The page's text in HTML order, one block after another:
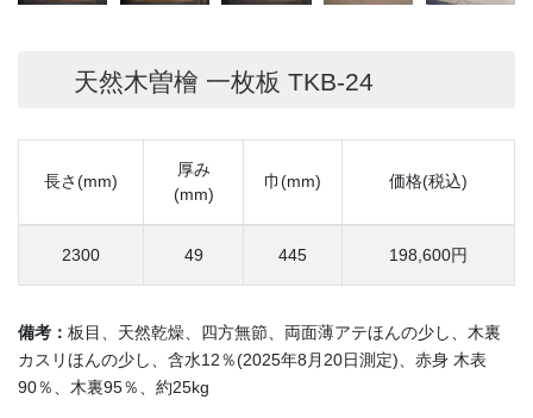
天然木曽檜 一枚板 TKB-24
長さ(mm)
厚み
(mm)
巾(mm) 価格(税込)
2300 49 445 198,600円
備考： 板目、天然乾燥、四方無節、両面薄アテほんの少し、木裏
カスリほんの少し、含水12％(2025年8月20日測定)、赤身 木表
90％、木裏95％、約25kg